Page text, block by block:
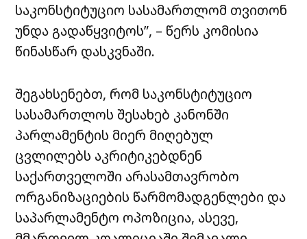
საკონსტიტუციო სასამართლომ თვითონ
უნდა გადაწყვიტოს”, – წერს კომისია
წინასწარ დასკვნაში.
შეგახსენებთ, რომ საკონსტიტუციო
სასამართლოს შესახებ კანონში
პარლამენტის მიერ მიღებულ
ცვლილებს აკრიტიკებდნენ
საქართველოში არასამთავრობო
ორგანიზაციების წარმომადგენლები და
საპარლამენტო ოპოზიცია, ასევე,